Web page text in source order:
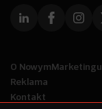
O NowymMarketingu
Reklama
Kontakt